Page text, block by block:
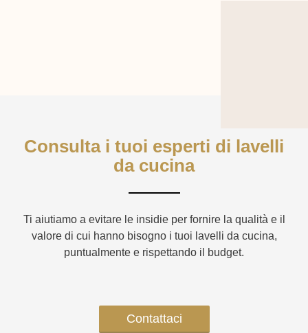
Consulta i tuoi esperti di lavelli
da cucina
Ti aiutiamo a evitare le insidie ​​per fornire la qualità e il
valore di cui hanno bisogno i tuoi lavelli da cucina,
puntualmente e rispettando il budget.
Contattaci